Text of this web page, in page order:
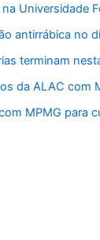
Universidade
antirrábica no
terminam
da ALAC com
MPMG para